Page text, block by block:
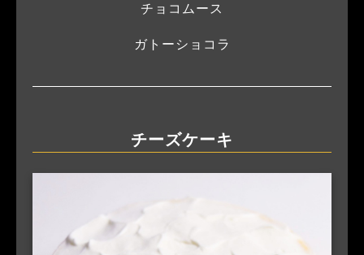
チョコムース
ガトーショコラ
チーズケーキ